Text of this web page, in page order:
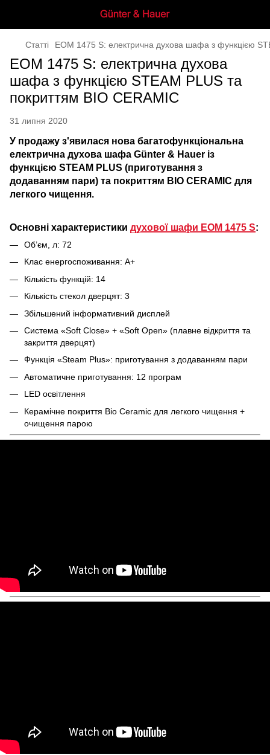
Статті EOM 1475 S: електрична духова шафа з функцією
EOM 1475 S: електрична духова
шафа з функцією STEAM PLUS та
покриттям BIO CERAMIC
31 липня 2020
У продажу з'явилася нова багатофункціональна
електрична духова шафа Günter & Hauer із
функцією STEAM PLUS (приготування з
додаванням пари) та покриттям BIO CERAMIC для
легкого чищення.
Основні характеристики духової шафи EOM 1475 S:
Об’єм, л: 72
Клас енергоспоживання: A+
Кількість функцій: 14
Кількість стекол дверцят: 3
Збільшений інформативний дисплей
Система «Soft Close» + «Soft Open» (плавне відкриття та
закриття дверцят)
Функція «Steam Plus»: приготування з додаванням пари
Автоматичне приготування: 12 програм
LED освітлення
Керамічне покриття Bio Ceramic для легкого чищення +
очищення парою